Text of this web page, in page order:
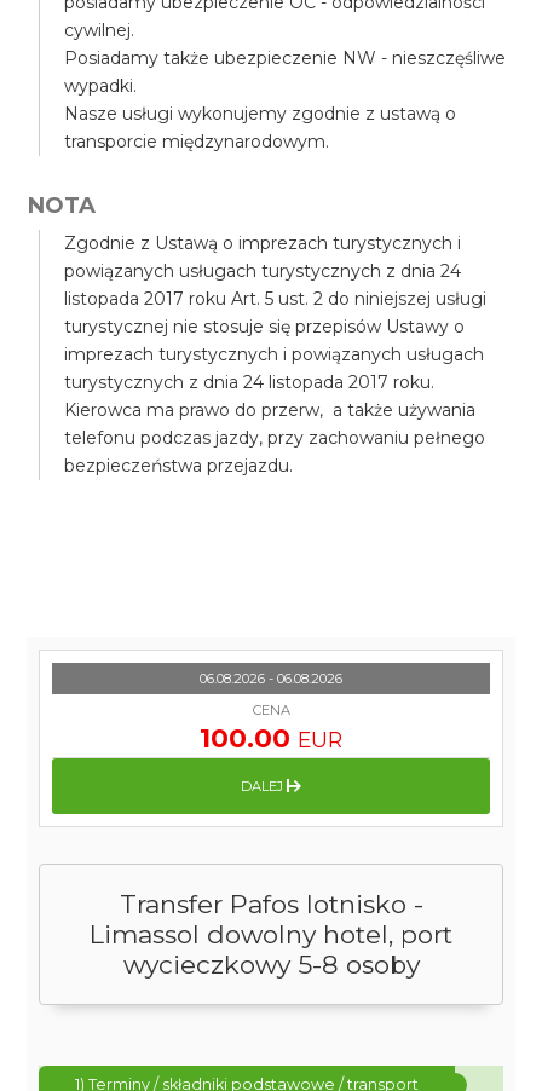
cywilnej.
Posiadamy także ubezpieczenie NW - nieszczęśliwe
wypadki.
Nasze usługi wykonujemy zgodnie z ustawą o
transporcie międzynarodowym.
NOTA
Zgodnie z Ustawą o imprezach turystycznych i
powiązanych usługach turystycznych z dnia 24
listopada 2017 roku Art. 5 ust. 2 do niniejszej usługi
turystycznej nie stosuje się przepisów Ustawy o
imprezach turystycznych i powiązanych usługach
turystycznych z dnia 24 listopada 2017 roku.
Kierowca ma prawo do przerw, a także używania
telefonu podczas jazdy, przy zachowaniu pełnego
bezpieczeństwa przejazdu.
Transfer Pafos lotnisko -
Limassol dowolny hotel, port
wycieczkowy 5-8 osoby
1) Terminy / składniki podstawowe / transport
06.08.2026 - 06.08.2026
CENA
100.00 EUR
DALEJ